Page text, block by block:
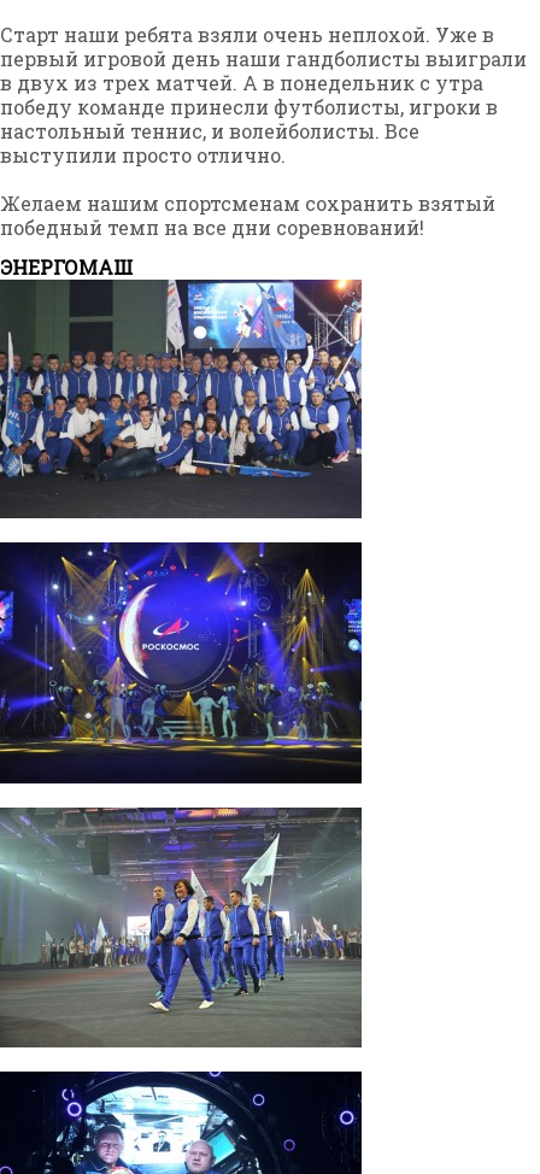
Старт наши ребята взяли очень неплохой. Уже в
первый игровой день наши гандболисты выиграли
в двух из трех матчей. А в понедельник с утра
победу команде принесли футболисты, игроки в
настольный теннис, и волейболисты. Все
выступили просто отлично.
Желаем нашим спортсменам сохранить взятый
победный темп на все дни соревнований!
ЭНЕРГОМАШ